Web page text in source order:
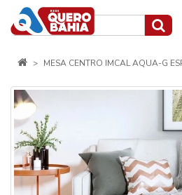
MESA CENTRO IMCAL AQUA-G